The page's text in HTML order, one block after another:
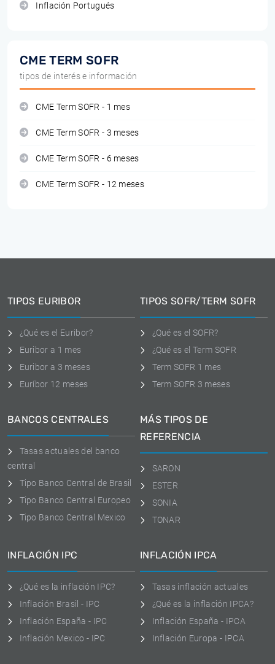
Inflación Portugués
CME TERM SOFR
tipos de interés e información
CME Term SOFR - 1 mes
CME Term SOFR - 3 meses
CME Term SOFR - 6 meses
CME Term SOFR - 12 meses
TIPOS EURIBOR
¿Qué es el Euribor?
Euribor a 1 mes
Euribor a 3 meses
Euríbor 12 meses
TIPOS SOFR/TERM SOFR
¿Qué es el SOFR?
¿Qué es el Term SOFR
Term SOFR 1 mes
Term SOFR 3 meses
BANCOS CENTRALES
Tasas actuales del banco
central
Tipo Banco Central de Brasil
Tipo Banco Central Europeo
Tipo Banco Central Mexico
MÁS TIPOS DE
REFERENCIA
SARON
ESTER
SONIA
TONAR
INFLACIÓN IPC
¿Qué es la inflación IPC?
Inflación Brasil - IPC
Inflación España - IPC
Inflación Mexico - IPC
INFLACIÓN IPCA
Tasas inflación actuales
¿Qué es la inflación IPCA?
Inflación España - IPCA
Inflación Europa - IPCA